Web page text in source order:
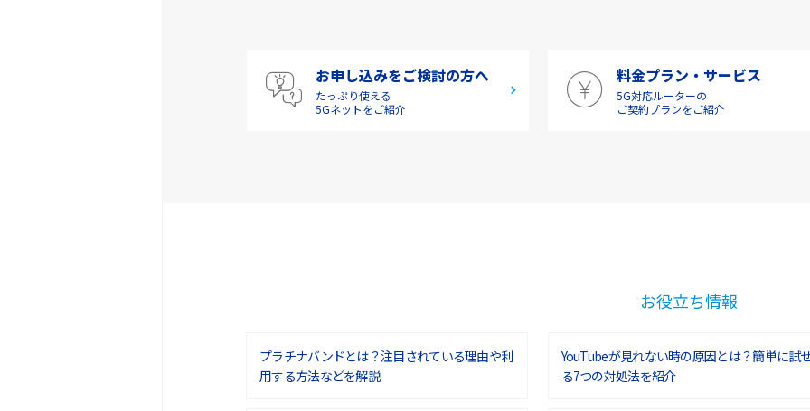
お申し込みをご検討の方へ
たっぷり使える
5Gネットをご紹介
料金プラン・サービス
5G対応ルーターの
ご契約プランをご紹介
お役立ち情報
プラチナバンドとは？注目されている理由や利
用する方法などを解説
YouTubeが見れない時の原因とは？簡単に試
る7つの対処法を紹介